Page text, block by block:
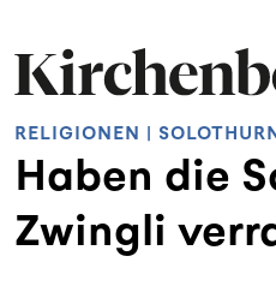
RELIGIONEN
Haben die
Zwingli